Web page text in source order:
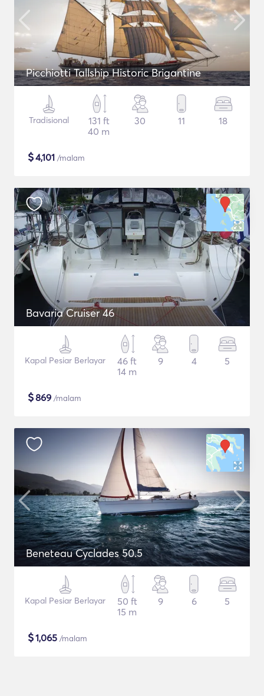
Picchiotti Tallship Historic Brigantine
Tradisional
131 ft
40 m
30 11 18
$4,101 /malam
Bavaria Cruiser 46
Kapal Pesiar Berlayar
46 ft
14 m
9 4 5
$869 /malam
Beneteau Cyclades 50.5
Kapal Pesiar Berlayar
50 ft
15 m
9 6 5
$1,065 /malam